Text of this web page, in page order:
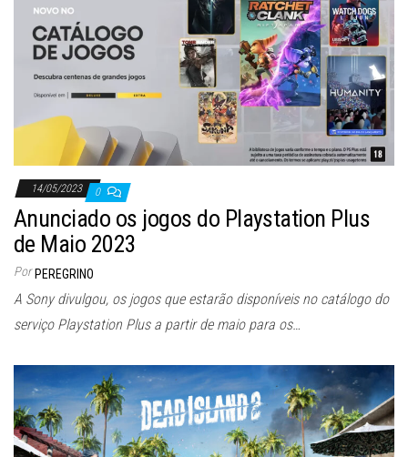
14/05/2023 0
Anunciado os jogos do Playstation Plus
de Maio 2023
Por PEREGRINO
A Sony divulgou, os jogos que estarão disponíveis no catálogo do
serviço Playstation Plus a partir de maio para os…